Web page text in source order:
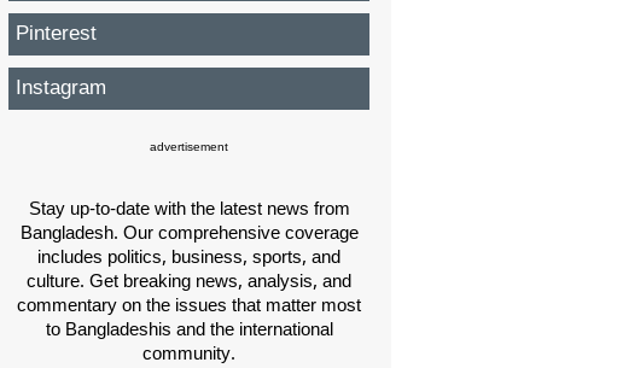
Pinterest
Instagram
advertisement
Stay up-to-date with the latest news from
Bangladesh. Our comprehensive coverage
includes politics, business, sports, and
culture. Get breaking news, analysis, and
commentary on the issues that matter most
to Bangladeshis and the international
community.